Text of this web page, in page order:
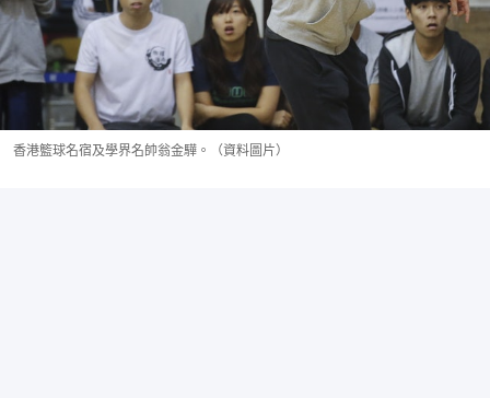
香港籃球名宿及學界名帥翁金驊。（資料圖片）